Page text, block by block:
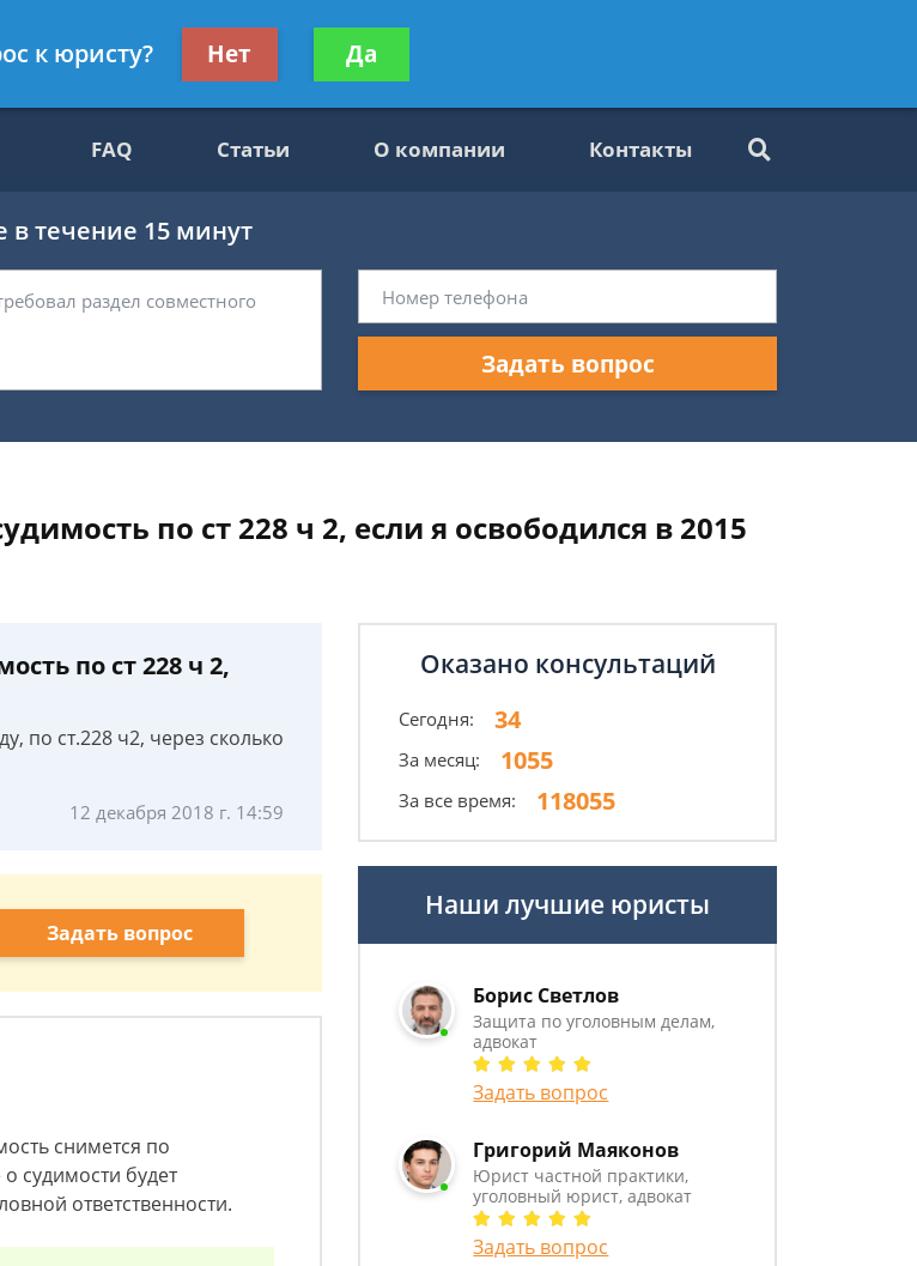
Получите консультацию
бесплатно
FAQ Статьи О компании Контакты
в течение 15 минут
Задать вопрос
по ст 228 ч 2, если я освободился в 2015
по ст 228 ч 2,
по ст.228 ч2, через сколько
12 декабря 2018 г. 14:59
Задать вопрос
снимется по
судимости будет
ответственности.
Оказано консультаций
Сегодня: 34
За месяц: 1055
За все время: 118055
Наши лучшие юристы
Борис Светлов
Защита по уголовным делам,
адвокат
Задать вопрос
Григорий Маяконов
Юрист частной практики,
уголовный юрист, адвокат
Задать вопрос
к юристу? Нет Да